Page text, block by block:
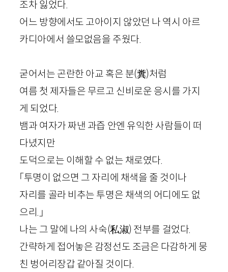
조차 잃었다.
어느 방향에서도 고아이지 않았던 나 역시 아르
카디아에서 쓸모없음을 주웠다.
굳어서는 곤란한 아교 혹은 분(糞)처럼
여름 첫 제자들은 무르고 신비로운 응시를 가지
게 되었다.
뱀과 여자가 짜낸 과즙 안엔 유익한 사람들이 떠
다녔지만
도덕으로는 이해할 수 없는 채로였다.
「투명이 없으면 그 자리에 채색을 줄 것이나
자리를 골라 비추는 투명은 채색의 어디에도 없
으리.」
나는 그 말에 나의 사숙(私淑) 전부를 걸었다.
간략하게 접어놓은 감정선도 조금은 다감하게 뭉
친 벙어리장갑 같아질 것이다.